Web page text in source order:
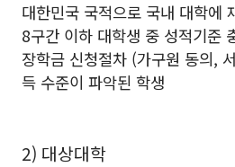
대한민국 국적으로 국내 대학에
8구간 이하 대학생 중 성적기준
장학금 신청절차 (가구원 동의,
득 수준이 파악된 학생
2) 대상대학